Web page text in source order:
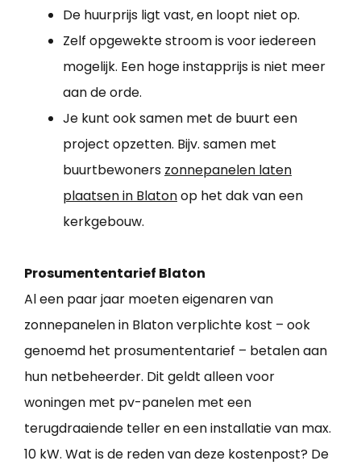
De huurprijs ligt vast, en loopt niet op.
Zelf opgewekte stroom is voor iedereen
mogelijk. Een hoge instapprijs is niet meer
aan de orde.
Je kunt ook samen met de buurt een
project opzetten. Bijv. samen met
buurtbewoners zonnepanelen laten
plaatsen in Blatonop het dak van een
kerkgebouw.
Prosumententarief Blaton
Al een paar jaar moeten eigenaren van
zonnepanelen in Blaton verplichte kost – ook
genoemd het prosumententarief – betalen aan
hun netbeheerder. Dit geldt alleen voor
woningen met pv-panelen met een
terugdraaiende teller en een installatie van max.
10 kW. Wat is de reden van deze kostenpost? De